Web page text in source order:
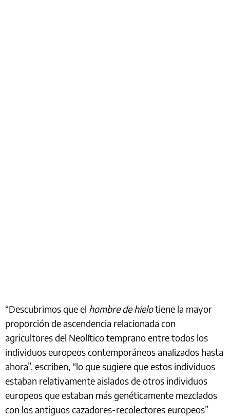
“Descubrimos que el hombre de hielotiene la mayor
proporción de ascendencia relacionada con
agricultores del Neolítico temprano entre todos los
individuos europeos contemporáneos analizados hasta
ahora”, escriben, “lo que sugiere que estos individuos
estaban relativamente aislados de otros individuos
europeos que estaban más genéticamente mezclados
con los antiguos cazadores-recolectores europeos”